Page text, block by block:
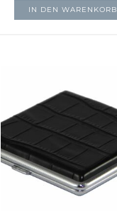
IN DEN WARENKORB